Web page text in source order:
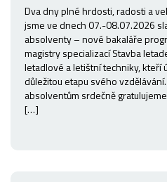
Dva dny plné hrdosti, radosti a
jsme ve dnech 07.-08.07.2026
absolventy – nové bakaláře
magistry specializací Stavba
letadlové a letištní techniky, kteří
důležitou etapu svého
absolventům srdečně
[…]